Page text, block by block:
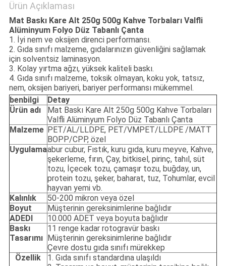
Ürün Açıklaması
Mat Baskı Kare Alt 250g 500g Kahve Torbaları Valfli
Alüminyum Folyo Düz Tabanlı Çanta
1. İyi nem ve oksijen direnci performansı.
2. Gıda sınıfı malzeme, gıdalarınızın güvenliğini sağlamak
için solventsiz laminasyon.
3. Kolay yırtma ağzı, yüksek kaliteli baskı.
4. Gıda sınıfı malzeme, toksik olmayan, koku yok, tatsız,
nem, oksijen bariyeri, bariyer performansı mükemmel.
benbilgi
Detay
Ürün adı
Mat Baskı Kare Alt 250g 500g Kahve Torbaları
Valfli Alüminyum Folyo Düz Tabanlı Çanta
Malzeme PET/AL/LLDPE, PET/VMPET/LLDPE /MATT
BOPP/CPP, özel
Uygulamaabur cubur, Fıstık, kuru gıda, kuru meyve, Kahve,
şekerleme, fırın, Çay, bitkisel, pirinç, tahıl, süt
tozu, İçecek tozu, çamaşır tozu, buğday, un,
protein tozu, şeker, baharat, tuz, Tohumlar, evcil
hayvan yemi vb.
Kalınlık
50-200 mikron veya özel
Boyut
Müşterinin gereksinimlerine bağlıdır
ADEDI
10.000 ADET veya boyuta bağlıdır
Baskı
Tasarımı
11 renge kadar rotogravür baskı
Müşterinin gereksinimlerine bağlıdır
Çevre dostu gıda sınıfı mürekkep
Özellik
1. Gıda sınıfı standardına ulaşıldı